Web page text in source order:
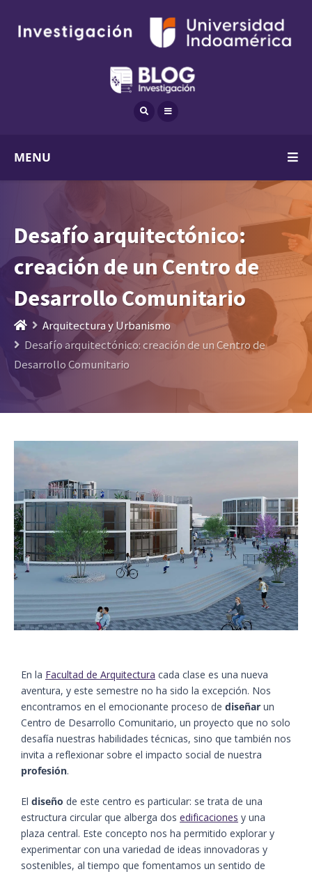
MENU
Desafío arquitectónico:
creación de un Centro de
Desarrollo Comunitario
Arquitectura y Urbanismo
Desafío arquitectónico: creación de un Centro de
Desarrollo Comunitario
En la Facultad de Arquitectura cada clase es una nueva
aventura, y este semestre no ha sido la excepción. Nos
encontramos en el emocionante proceso de diseñar un
Centro de Desarrollo Comunitario, un proyecto que no solo
desafía nuestras habilidades técnicas, sino que también nos
invita a reflexionar sobre el impacto social de nuestra
profesión.
El diseño de este centro es particular: se trata de una
estructura circular que alberga dos edificaciones y una
plaza central. Este concepto nos ha permitido explorar y
experimentar con una variedad de ideas innovadoras y
sostenibles, al tiempo que fomentamos un sentido de